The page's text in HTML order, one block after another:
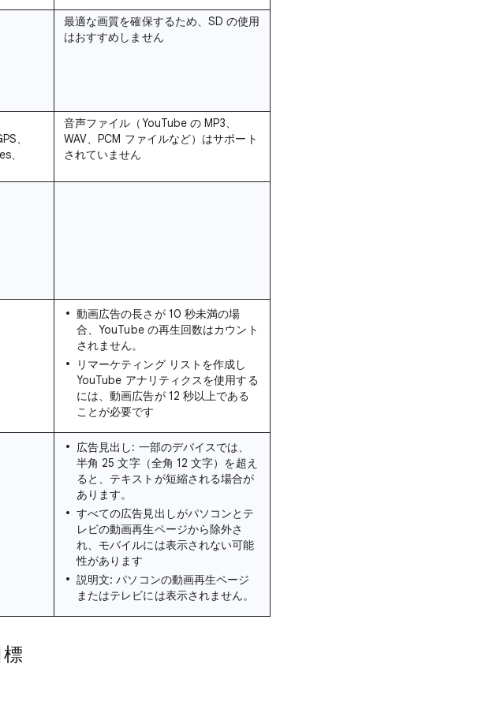
最適な画質を確保するため、SD の使用
はおすすめしません
、
、
音声ファイル（YouTube の MP3、
WAV、PCM ファイルなど）はサポート
されていません
動画広告の長さが 10 秒未満の場
合、YouTube の再生回数はカウント
されません。
リマーケティング リストを作成し
YouTube アナリティクスを使用する
には、動画広告が 12 秒以上である
ことが必要です
広告見出し: 一部のデバイスでは、
半角 25 文字（全角 12 文字）を超え
ると、テキストが短縮される場合が
あります。
すべての広告見出しがパソコンとテ
レビの動画再生ページから除外さ
れ、モバイルには表示されない可能
性があります
説明文: パソコンの動画再生ページ
またはテレビには表示されません。